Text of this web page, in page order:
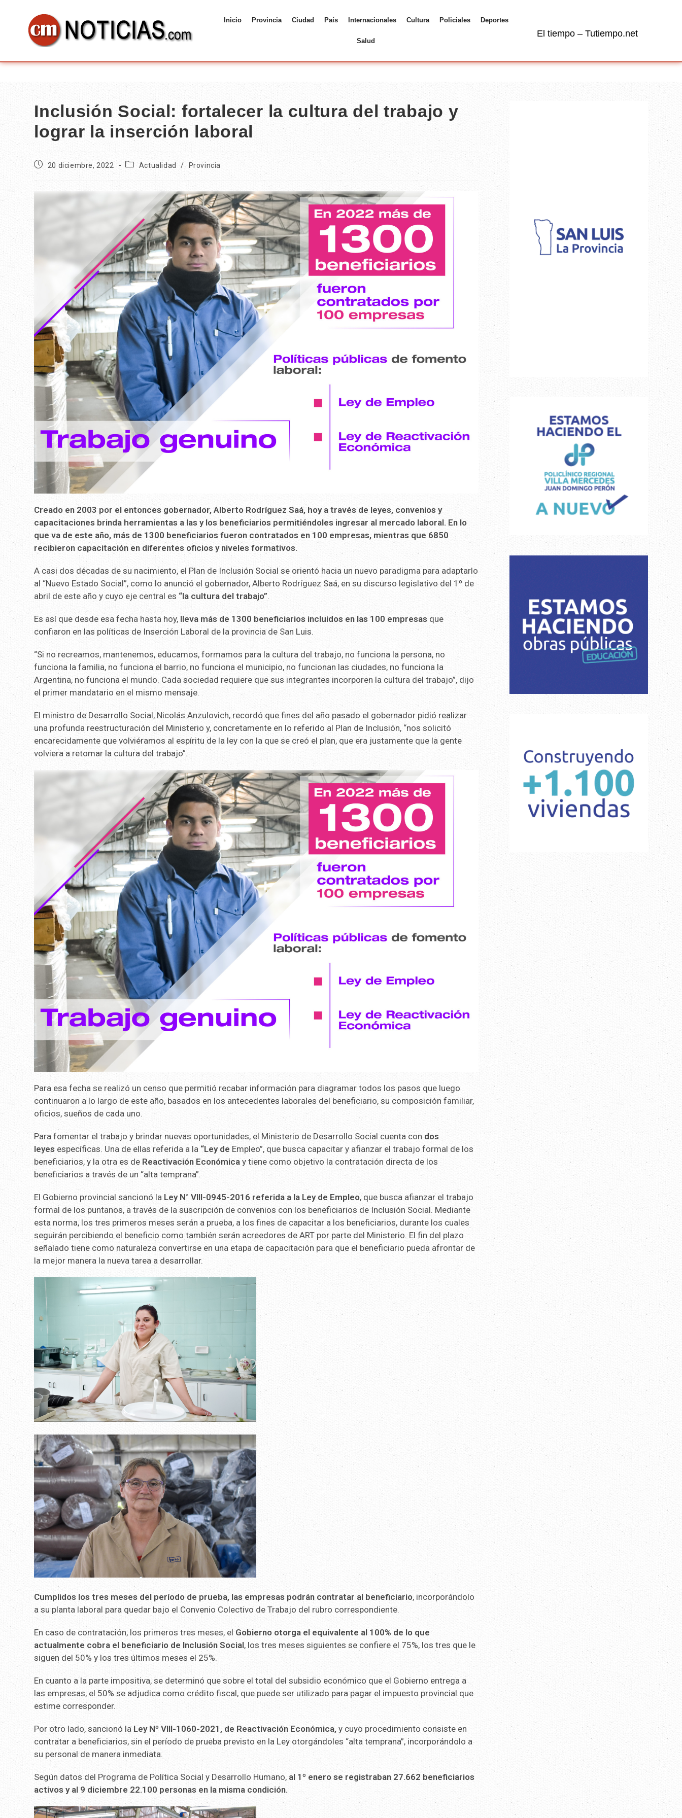
Inicio Provincia Ciudad País Internacionales Cultura Policiales Deportes
Salud
El tiempo – Tutiempo.net
Inclusión Social: fortalecer la cultura del trabajo y
lograr la inserción laboral
20 diciembre, 2022 Actualidad / Provincia
Creado en 2003 por el entonces gobernador, Alberto Rodríguez Saá, hoy a través de leyes, convenios y
capacitaciones brinda herramientas a las y los beneficiarios permitiéndoles ingresar al mercado laboral. En lo
que va de este año, más de 1300 beneficiarios fueron contratados en 100 empresas, mientras que 6850
recibieron capacitación en diferentes oficios y niveles formativos.
A casi dos décadas de su nacimiento, el Plan de Inclusión Social se orientó hacia un nuevo paradigma para adaptarlo
al “Nuevo Estado Social”, como lo anunció el gobernador, Alberto Rodríguez Saá, en su discurso legislativo del 1º de
abril de este año y cuyo eje central es “la cultura del trabajo”.
Es así que desde esa fecha hasta hoy, lleva más de 1300 beneficiarios incluidos en las 100 empresas que
confiaron en las políticas de Inserción Laboral de la provincia de San Luis.
“Si no recreamos, mantenemos, educamos, formamos para la cultura del trabajo, no funciona la persona, no
funciona la familia, no funciona el barrio, no funciona el municipio, no funcionan las ciudades, no funciona la
Argentina, no funciona el mundo. Cada sociedad requiere que sus integrantes incorporen la cultura del trabajo”, dijo
el primer mandatario en el mismo mensaje.
El ministro de Desarrollo Social, Nicolás Anzulovich, recordó que fines del año pasado el gobernador pidió realizar
una profunda reestructuración del Ministerio y, concretamente en lo referido al Plan de Inclusión, “nos solicitó
encarecidamente que volviéramos al espíritu de la ley con la que se creó el plan, que era justamente que la gente
volviera a retomar la cultura del trabajo”.
Para esa fecha se realizó un censo que permitió recabar información para diagramar todos los pasos que luego
continuaron a lo largo de este año, basados en los antecedentes laborales del beneficiario, su composición familiar,
oficios, sueños de cada uno.
Para fomentar el trabajo y brindar nuevas oportunidades, el Ministerio de Desarrollo Social cuenta con dos
leyes específicas. Una de ellas referida a la “Ley de Empleo”, que busca capacitar y afianzar el trabajo formal de los
beneficiarios, y la otra es de Reactivación Económica y tiene como objetivo la contratación directa de los
beneficiarios a través de un “alta temprana”.
El Gobierno provincial sancionó la Ley N° VIII-0945-2016 referida a la Ley de Empleo, que busca afianzar el trabajo
formal de los puntanos, a través de la suscripción de convenios con los beneficiarios de Inclusión Social. Mediante
esta norma, los tres primeros meses serán a prueba, a los fines de capacitar a los beneficiarios, durante los cuales
seguirán percibiendo el beneficio como también serán acreedores de ART por parte del Ministerio. El fin del plazo
señalado tiene como naturaleza convertirse en una etapa de capacitación para que el beneficiario pueda afrontar de
la mejor manera la nueva tarea a desarrollar.
Cumplidos los tres meses del período de prueba, las empresas podrán contratar al beneficiario, incorporándolo
a su planta laboral para quedar bajo el Convenio Colectivo de Trabajo del rubro correspondiente.
En caso de contratación, los primeros tres meses, el Gobierno otorga el equivalente al 100% de lo que
actualmente cobra el beneficiario de Inclusión Social, los tres meses siguientes se confiere el 75%, los tres que le
siguen del 50% y los tres últimos meses el 25%.
En cuanto a la parte impositiva, se determinó que sobre el total del subsidio económico que el Gobierno entrega a
las empresas, el 50% se adjudica como crédito fiscal, que puede ser utilizado para pagar el impuesto provincial que
estime corresponder.
Por otro lado, sancionó la Ley Nº VIII-1060-2021, de Reactivación Económica, y cuyo procedimiento consiste en
contratar a beneficiarios, sin el período de prueba previsto en la Ley otorgándoles “alta temprana”, incorporándolo a
su personal de manera inmediata.
Según datos del Programa de Política Social y Desarrollo Humano, al 1º enero se registraban 27.662 beneficiarios
activos y al 9 diciembre 22.100 personas en la misma condición.